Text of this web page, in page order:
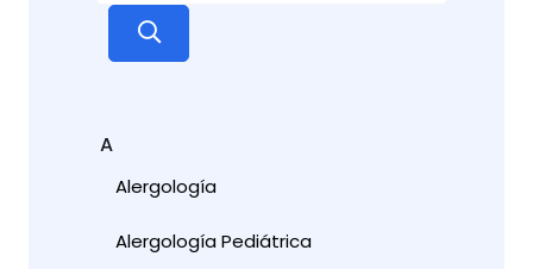
A
Alergología
Alergología Pediátrica